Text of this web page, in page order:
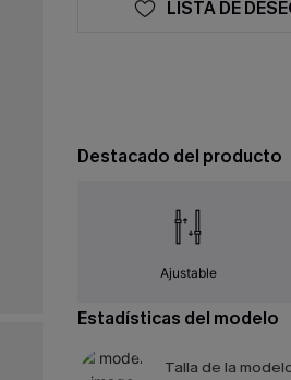
LISTA DE
Destacado del producto
Ajustable
Estadísticas del modelo
Talla de la